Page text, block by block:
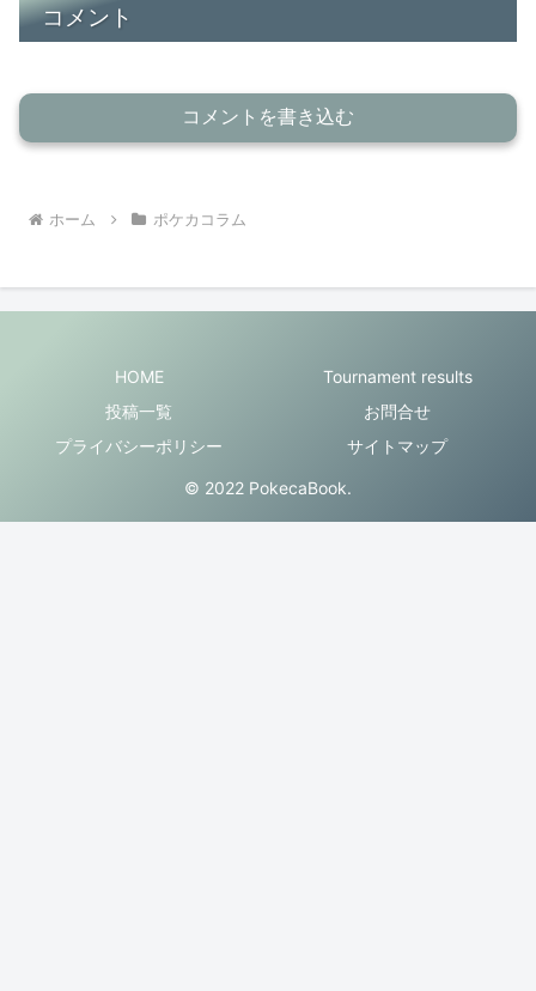
コメント
コメントを書き込む
ホーム ポケカコラム
HOME
Tournament results
投稿一覧
お問合せ
プライバシーポリシー
サイトマップ
© 2022 PokecaBook.